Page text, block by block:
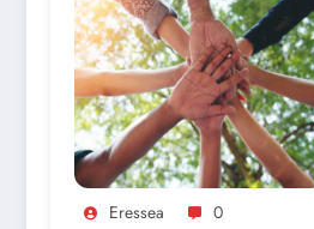
Eressea 0